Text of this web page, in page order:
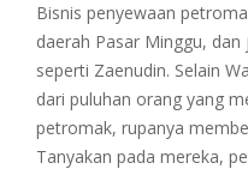
Bisnis penyewaan
daerah Pasar Minggu,
seperti Zaenudin. Selain
dari puluhan orang yang
petromak, rupanya
Tanyakan pada mereka,